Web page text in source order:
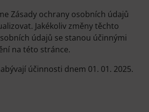
Zásady ochrany osobních údajů
Jakékoliv změny těchto
údajů se stanou účinnými
na této stránce.
účinnosti dnem 01. 01. 2025.